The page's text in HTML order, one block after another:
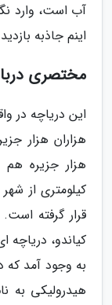
آب است، وارد
اینم جاذبه
مختصری
این دریاچه در
هزاران هزار
کیلومتری از
قرار گرفته است.
کیاندو،
به وجود آمد
هیدرولیکی به